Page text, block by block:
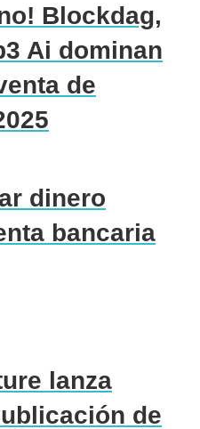
Blockdag,
Ai dominan
de
dinero
bancaria
lanza
de